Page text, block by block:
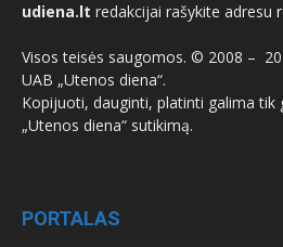
udiena.lt redakcijai rašykite adresu
Visos teisės saugomos. © 2008 –
UAB „Utenos diena“.
Kopijuoti, dauginti, platinti galima tik
„Utenos diena“ sutikimą.
PORTALAS